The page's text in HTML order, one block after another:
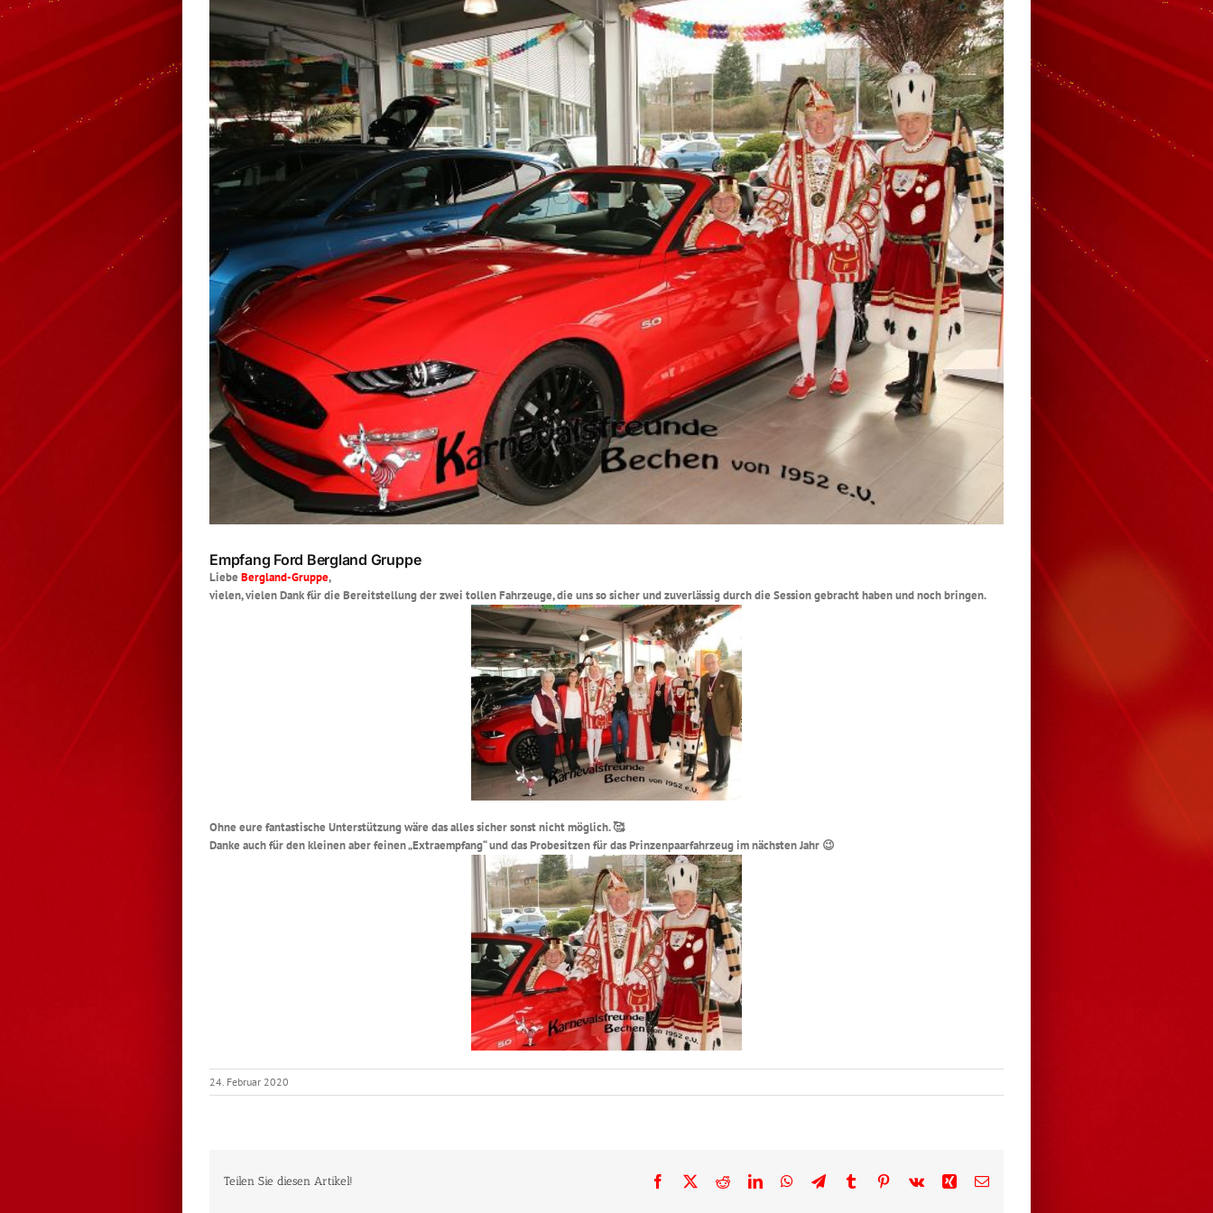
Empfang Ford Bergland Gruppe
Liebe Bergland-Gruppe,
vielen, vielen Dank für die Bereitstellung der zwei tollen Fahrzeuge, die uns so sicher und zuverlässig durch die Session gebracht haben und noch bringen.
Ohne eure fantastische Unterstützung wäre das alles sicher sonst nicht möglich.🥰
Danke auch für den kleinen aber feinen „Extraempfang“ und das Probesitzen für das Prinzenpaarfahrzeug im nächsten Jahr 😉
24. Februar 2020
Teilen Sie diesen Artikel! Facebook
X RedditLinkedInWhatsApp
TelegramTumblrPinterest
Vk Xing E-